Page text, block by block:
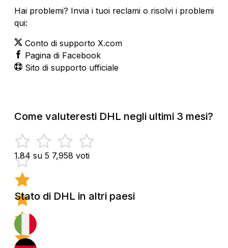
Hai problemi? Invia i tuoi reclami o risolvi i problemi
qui:
Conto di supporto X.com
Pagina di Facebook
Sito di supporto ufficiale
Come valuteresti DHL negli ultimi 3 mesi?
1.84 su 5 7,958 voti
Stato di DHL in altri paesi